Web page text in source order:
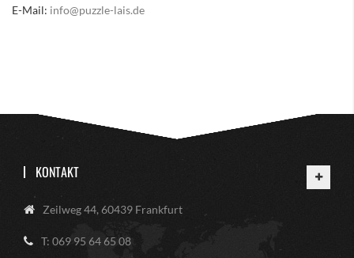
E-Mail: info@puzzle-lais.de
KONTAKT
Zeilweg 44, 60439 Frankfurt
T: 069 95 64 65 08